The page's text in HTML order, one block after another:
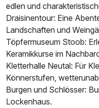
Ausstattung
Für 6 Tage
edlen und
Draisinentour: Eine
Landschaften und
Töpfermuseum Stoob:
Keramikkurse im
Kletterhalle Neutal: Für
Könnerstufen,
Burgen und Schlösser:
Lockenhaus.